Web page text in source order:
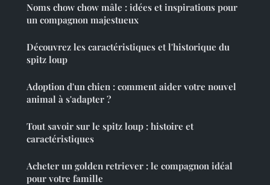
Noms chow chow mâle : idées et inspirations pour
un compagnon majestueux
Découvrez les caractéristiques et l'historique du
spitz loup
Adoption d'un chien : comment aider votre nouvel
animal à s'adapter ?
Tout savoir sur le spitz loup : histoire et
caractéristiques
Acheter un golden retriever : le compagnon idéal
pour votre famille